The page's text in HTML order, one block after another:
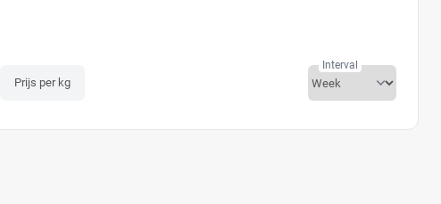
Prijs per kg
Interval